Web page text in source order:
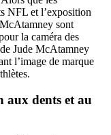
NFL et l’exposition
sont
la caméra des
Jude McAtamney
l’image de marque
aux dents et au